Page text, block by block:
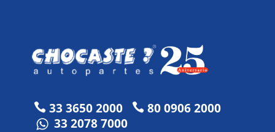
 33 3650 2000  80 0906 2000
33 2078 7000